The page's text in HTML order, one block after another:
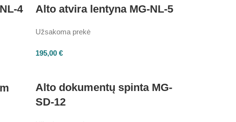
4 Alto atvira lentyna MG-NL-5
Užsakoma prekė
195,00€
Alto dokumentų spinta MG-
SD-12